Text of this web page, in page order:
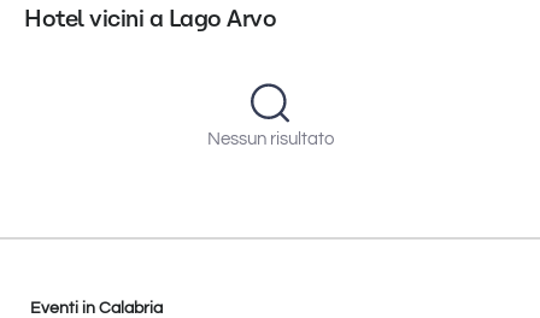
Hotel vicini a Lago Arvo
Nessun risultato
Eventi in Calabria